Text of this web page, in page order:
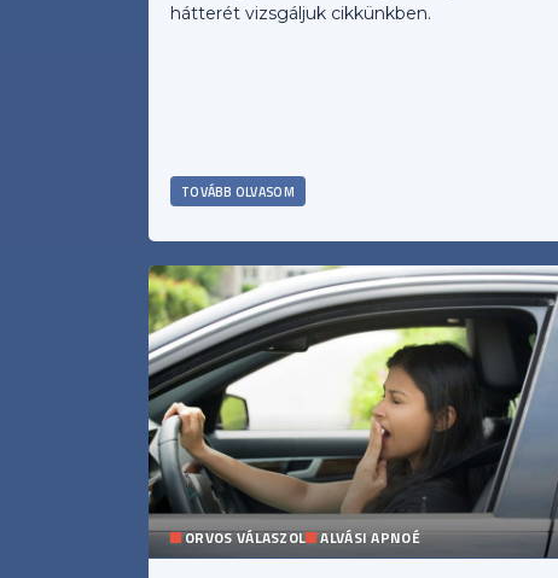
hátterét vizsgáljuk cikkünkben.
TOVÁBB OLVASOM
ORVOS VÁLASZOL ALVÁSI APNOÉ